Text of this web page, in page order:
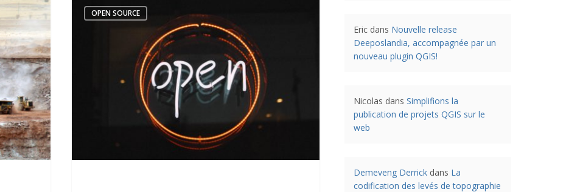
OPEN SOURCE
Eric dans Nouvelle release
Deeposlandia, accompagnée par un
nouveau plugin QGIS!
Nicolas dansSimplifions la
publication de projets QGIS sur le
web
Demeveng Derrick dans La
codification des levés de topographie